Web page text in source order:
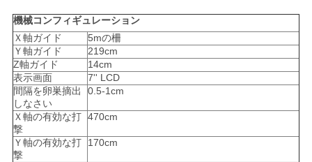
ュ
ー
ス
場
合
機械コンフィギュレーション
Ｘ軸ガイド
5mの柵
Ｙ軸ガイド
219cm
Z軸ガイド
14cm
表示画面
7'' LCD
間隔を卵巣摘出
しなさい
0.5-1cm
Ｘ軸の有効な打
撃
470cm
Ｙ軸の有効な打
撃
170cm